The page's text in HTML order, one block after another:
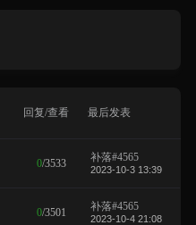
回复/查看 最后发表
0/3533 补落#4565
2023-10-3 13:39
0/3501 补落#4565
2023-10-4 21:08